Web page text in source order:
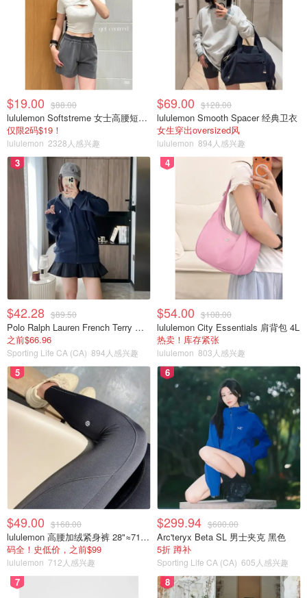
$19.00 $88.00
lululemon Softstreme 女士高腰短裤 10cm
仅限2码$19！
lululemon 2328人感兴趣
$69.00 $128.00
lululemon Smooth Spacer 经典卫衣
女生穿出oversized风
lululemon 894人感兴趣
3
$42.28 $89.50
Polo Ralph Lauren French Terry 女童连帽卫衣 7-16码
之前$66.96
Sporting Life CA (CA) 894人感兴趣
4
$54.00 $108.00
lululemon City Essentials 肩背包 4L
热卖！库存紧张
lululemon 803人感兴趣
5
$49.00 $168.00
lululemon 高腰加绒紧身裤 28"≈71cm 5个口袋
码全！史低价，之前$99
lululemon 712人感兴趣
6
$299.94 $600.00
Arc'teryx Beta SL 男士夹克 黑色
5折 蹲补
Sporting Life CA (CA) 605人感兴趣
7 8